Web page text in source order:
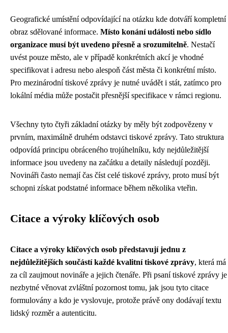
Geografické umístění odpovídající na otázku kde dotváří kompletní
obraz sdělované informace. Místo konání události nebo sídlo
organizace musí být uvedeno přesně a srozumitelně. Nestačí
uvést pouze město, ale v případě konkrétních akcí je vhodné
specifikovat i adresu nebo alespoň část města či konkrétní místo.
Pro mezinárodní tiskové zprávy je nutné uvádět i stát, zatímco pro
lokální média může postačit přesnější specifikace v rámci regionu.
Všechny tyto čtyři základní otázky by měly být zodpovězeny v
prvním, maximálně druhém odstavci tiskové zprávy. Tato struktura
odpovídá principu obráceného trojúhelníku, kdy nejdůležitější
informace jsou uvedeny na začátku a detaily následují později.
Novináři často nemají čas číst celé tiskové zprávy, proto musí být
schopni získat podstatné informace během několika vteřin.
Citace a výroky klíčových osob
Citace a výroky klíčových osob představují jednu z
nejdůležitějších součástí každé kvalitní tiskové zprávy, která má
za cíl zaujmout novináře a jejich čtenáře. Při psaní tiskové zprávy je
nezbytné věnovat zvláštní pozornost tomu, jak jsou tyto citace
formulovány a kdo je vyslovuje, protože právě ony dodávají textu
lidský rozměr a autenticitu.